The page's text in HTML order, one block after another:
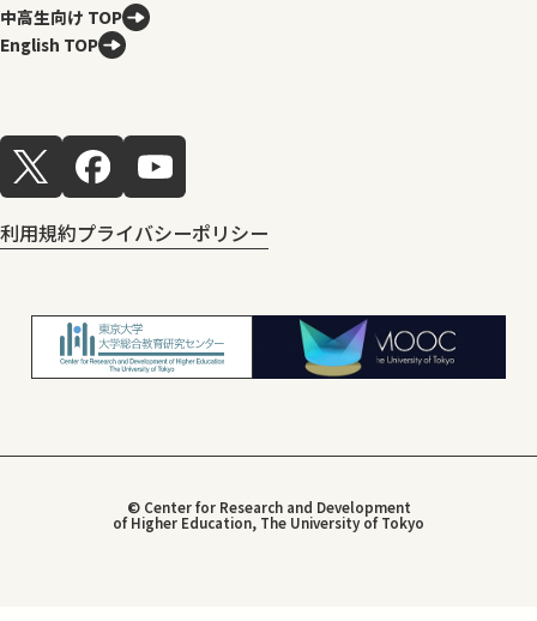
中高生向け TOP
English TOP
利用規約プライバシーポリシー
© Center for Research and Development
of Higher Education, The University of Tokyo